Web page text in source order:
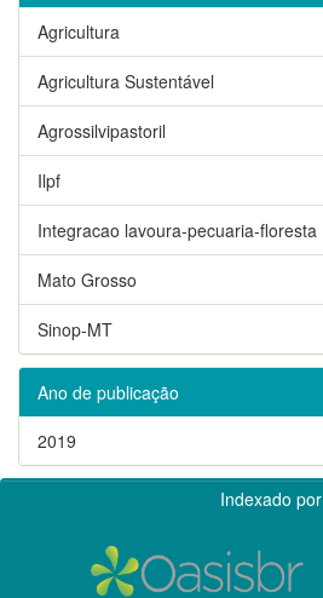
Agricultura
Agricultura Sustentável
Agrossilvipastoril
Ilpf
Integracao lavoura-pecuaria-floresta
Mato Grosso
Sinop-MT
Ano de publicação
2019
Indexado por